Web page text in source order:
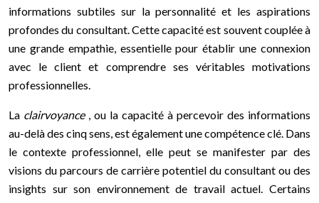
informations subtiles sur la personnalité et les aspirations
profondes du consultant. Cette capacité est souvent couplée à
une grande empathie, essentielle pour établir une connexion
avec le client et comprendre ses véritables motivations
professionnelles.
La clairvoyance , ou la capacité à percevoir des informations
au-delà des cinq sens, est également une compétence clé. Dans
le contexte professionnel, elle peut se manifester par des
visions du parcours de carrière potentiel du consultant ou des
insights sur son environnement de travail actuel. Certains